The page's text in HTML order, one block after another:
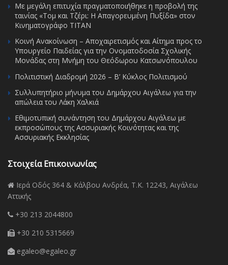
Με μεγάλη επιτυχία πραγματοποιήθηκε η προβολή της
ταινίας «Τομ και Τζέρι: Η Απαγορευμένη Πυξίδα» στον
Κινηματογράφο ΤΙΤΑΝ
Κοινή Ανακοίνωση – Αποχαιρετισμός και Αίτημα προς το
Υπουργείο Παιδείας για την Ονοματοδοσία Σχολικής
Μονάδας στη Μνήμη του Θεόδωρου Κατσωνόπουλου
Πολιτιστική Διαδρομή 2026 – Β’ Κύκλος Πολιτισμού
Συλλυπητήριο μήνυμα του Δημάρχου Αιγάλεω για την
απώλεια του Λάκη Χαλκιά
Εθιμοτυπική συνάντηση του Δημάρχου Αιγάλεω με
εκπροσώπους της Ασσυριακής Κοινότητας και της
Ασσυριακής Εκκλησίας
Στοιχεία Επικοινωνίας
Ιερά Οδός 364 & Κάλβου Ανδρέα, Τ.Κ. 12243, Αιγάλεω
Αττικής
+30 213 2044800
+30 210 5315669
egaleo@egaleo.gr